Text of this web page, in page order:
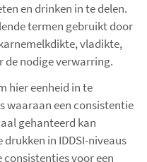
en drinken in te delen.
termen gebruikt door
vladikte,
nodige verwarring.
hier eenheid in te
waaraan een consistentie
gehanteerd kan
in IDDSI-niveaus
voor een